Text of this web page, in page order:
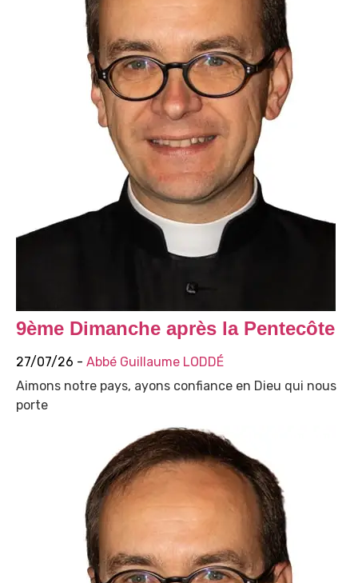
9ème Dimanche après la Pentecôte
27/07/26 - Abbé Guillaume LODDÉ
Aimons notre pays, ayons confiance en Dieu qui nous
porte